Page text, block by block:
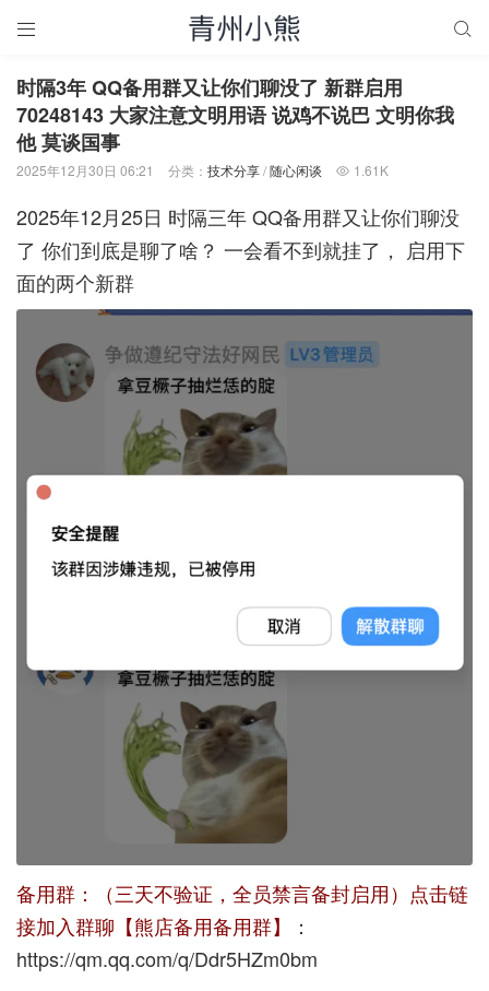
 
时隔3年 QQ备用群又让你们聊没了 新群启用
70248143 大家注意文明用语 说鸡不说巴 文明你我
他 莫谈国事
2025年12月30日 06:21 分类： 技术分享/随心闲谈  1.61K
2025年12月25日 时隔三年 QQ备用群又让你们聊没
了 你们到底是聊了啥？ 一会看不到就挂了， 启用下
面的两个新群
备用群：（三天不验证，全员禁言备封启用）点击链
接加入群聊【熊店备用备用群】
：
https://qm.qq.com/q/Ddr5HZm0bm